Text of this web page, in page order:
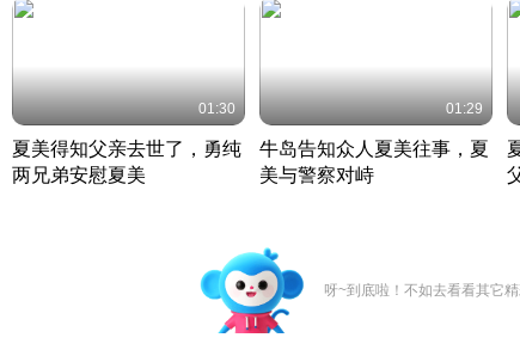
日本 · 2002 · 时装
日本 · 2002 · 时装
01:30
夏美得知父亲去世了，勇纯
两兄弟安慰夏美
01:29
牛岛告知众人夏美往事，夏
美与警察对峙
呀~到底啦！不如去看看其它